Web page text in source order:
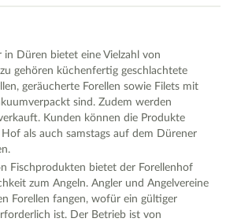
in Düren bietet eine Vielzahl von
gehören küchenfertig geschlachtete
geräucherte Forellen sowie Filets mit
sind. Zudem werden
Kunden können die Produkte
als auch samstags auf dem Dürener
Fischprodukten bietet der Forellenhof
zum Angeln. Angler und Angelvereine
Forellen fangen, wofür ein gültiger
ist. Der Betrieb ist von